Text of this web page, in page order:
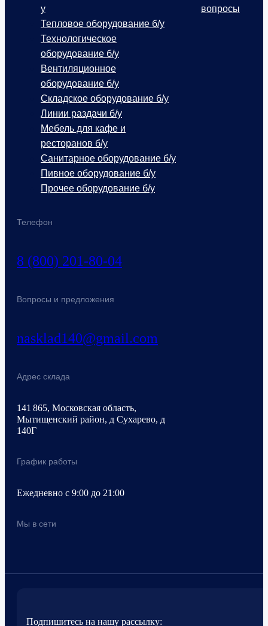
Телефон
8 (800) 201-80-04
Вопросы и предложения
nasklad140@gmail.com
Адрес склада
141 865, Московская область,
Мытищенский район, д Сухарево, д
140Г
График работы
Ежедневно с 9:00 до 21:00
Мы в сети
у
Тепловое оборудование б/у
Технологическое
оборудование б/у
Вентиляционное
оборудование б/у
Складское оборудование б/у
Линии раздачи б/у
Мебель для кафе и
ресторанов б/у
Санитарное оборудование б/у
Пивное оборудование б/у
Прочее оборудование б/у
вопросы
Подпишитесь на нашу рассылку: